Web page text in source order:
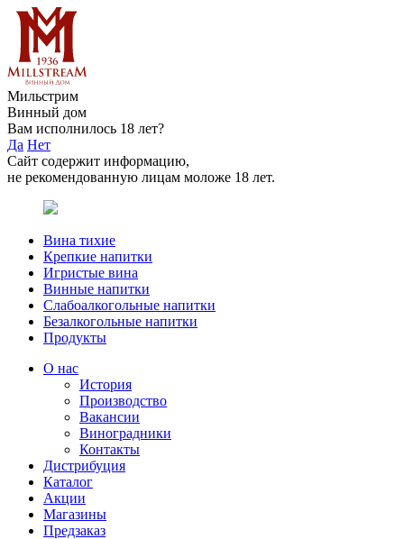
Мильстрим
Винный дом
Вам исполнилось 18 лет?
Да Нет
Сайт содержит информацию,
не рекомендованную лицам моложе 18 лет.
Вина тихие
Крепкие напитки
Игристые вина
Винные напитки
Слабоалкогольные напитки
Безалкогольные напитки
Продукты
О нас
История
Производство
Вакансии
Виноградники
Контакты
Дистрибуция
Каталог
Акции
Магазины
Предзаказ